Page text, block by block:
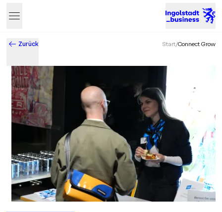
Zurück Start/Connect Grow
Business & Innovation in Ingolstadt – Der Standort mit